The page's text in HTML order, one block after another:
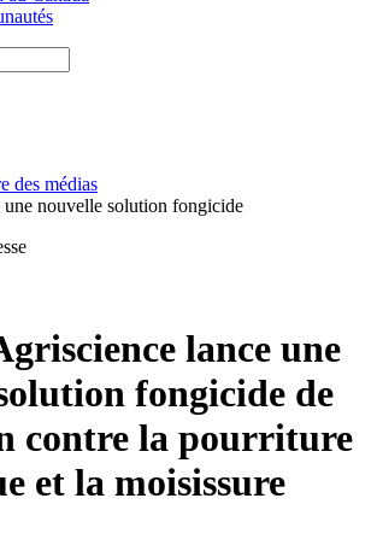
des médias
une nouvelle solution fongicide
lance une
fongicide de
contre la pourriture
et la moisissure